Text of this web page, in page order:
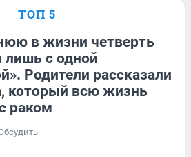
ТОП 5
в жизни четверть
лишь с одной
Родители рассказали
который всю жизнь
раком